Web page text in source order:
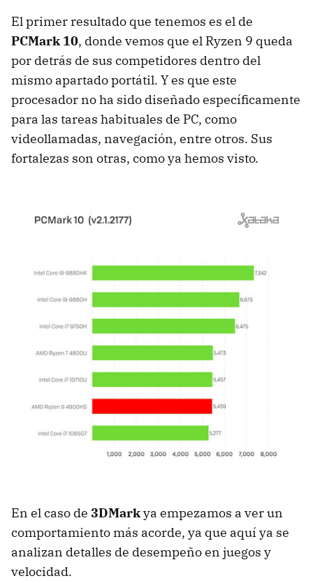
El primer resultado que tenemos es el de
PCMark 10, donde vemos que el Ryzen 9 queda
por detrás de sus competidores dentro del
mismo apartado portátil. Y es que este
procesador no ha sido diseñado específicamente
para las tareas habituales de PC, como
videollamadas, navegación, entre otros. Sus
fortalezas son otras, como ya hemos visto.
En el caso de 3DMarkya empezamos a ver un
comportamiento más acorde, ya que aquí ya se
analizan detalles de desempeño en juegos y
velocidad.